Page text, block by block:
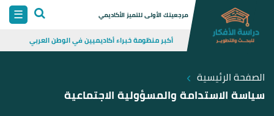
Skip
☰ مرجعيتك الأولى للتميز الأكاديمي
أكبر منظومة خبراء أكاديميين في الوطن العربي
الصفحة الرئيسية ›
سياسة الاستدامة والمسؤولية الاجتماعية